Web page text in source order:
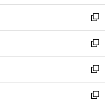
ウ
ィ
ン
ド
ウ
で
開
く
し
い
ウ
ィ
ン
ド
ウ
で
新
し
い
ウ
ィ
ン
ド
新
し
い
ウ
ィ
新
し
い
新